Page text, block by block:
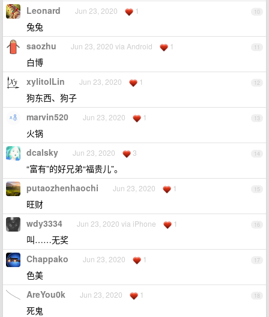
10
Leonard Jun 23, 2020 1
兔兔
11
saozhu Jun 23, 2020 via Android 1
白博
12
xylitolLin Jun 23, 2020 1
狗东西、狗子
13
marvin520 Jun 23, 2020 1
火锅
14
dcalsky Jun 23, 2020 3
“富有”的好兄弟“福贵儿”。
15
putaozhenhaochi Jun 23, 2020 1
旺财
16
wdy3334 Jun 23, 2020 via iPhone 1
叫……无奖
17
Chappako Jun 23, 2020 1
色美
18
AreYou0k Jun 23, 2020 1
死鬼